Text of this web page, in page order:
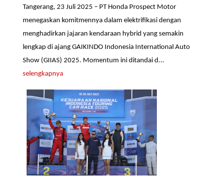
Tangerang, 23 Juli 2025 – PT Honda Prospect Motor
menegaskan komitmennya dalam elektrifikasi dengan
menghadirkan jajaran kendaraan hybrid yang semakin
lengkap di ajang GAIKINDO Indonesia International Auto
Show (GIIAS) 2025. Momentum ini ditandai d...
selengkapnya